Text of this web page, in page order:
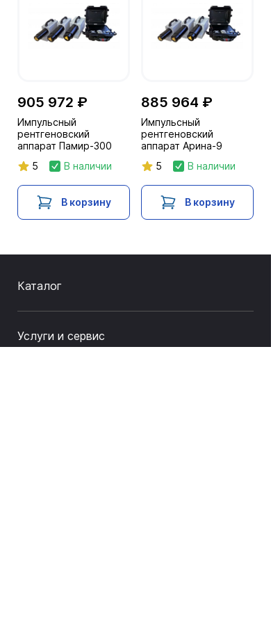
905 972 ₽
Импульсный
рентгеновский
аппарат Памир-300
5
В наличии
В корзину
885 964 ₽
Импульсный
рентгеновский
аппарат Арина-9
5
В наличии
В корзину
Каталог
Услуги и сервис